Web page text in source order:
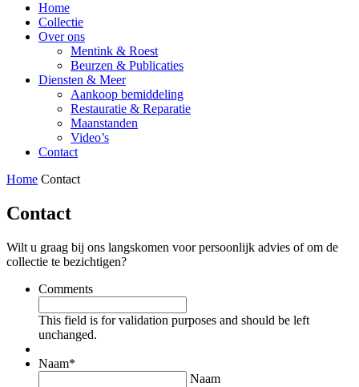
Home
Collectie
Over ons
Mentink & Roest
Beurzen & Publicaties
Diensten & Meer
Aankoop bemiddeling
Restauratie & Reparatie
Maanstanden
Video’s
Contact
Home Contact
Contact
Wilt u graag bij ons langskomen voor persoonlijk advies of om de
collectie te bezichtigen?
Comments
This field is for validation purposes and should be left
unchanged.
Naam*
Naam